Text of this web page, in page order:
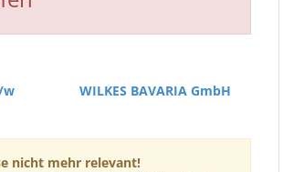
w WILKES BAVARIA GmbH
nicht mehr relevant!